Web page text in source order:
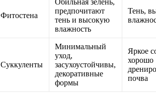
Фитостена
предпочитают
тень и высокую
влажность
Тень,
Суккуленты
Минимальный
уход,
засухоустойчивы,
декоративные
формы
Яркое
хорошо
почва